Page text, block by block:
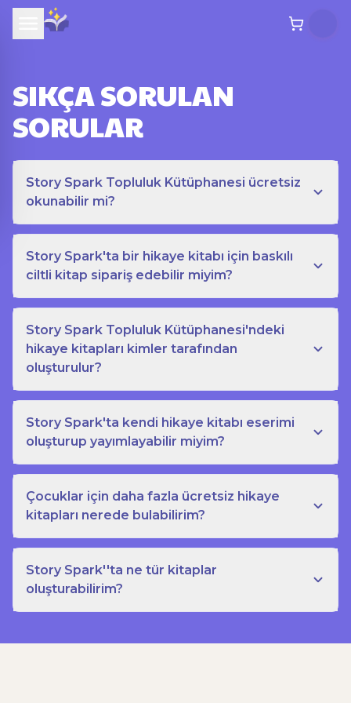
SIKÇA SORULAN
SORULAR
Story Spark Topluluk Kütüphanesi ücretsiz
okunabilir mi?
Story Spark'ta bir hikaye kitabı için baskılı
ciltli kitap sipariş edebilir miyim?
Story Spark Topluluk Kütüphanesi'ndeki
hikaye kitapları kimler tarafından
oluşturulur?
Story Spark'ta kendi hikaye kitabı eserimi
oluşturup yayımlayabilir miyim?
Çocuklar için daha fazla ücretsiz hikaye
kitapları nerede bulabilirim?
Story Spark''ta ne tür kitaplar
oluşturabilirim?